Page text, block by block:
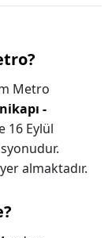
Metro
-
16 Eylül
almaktadır.